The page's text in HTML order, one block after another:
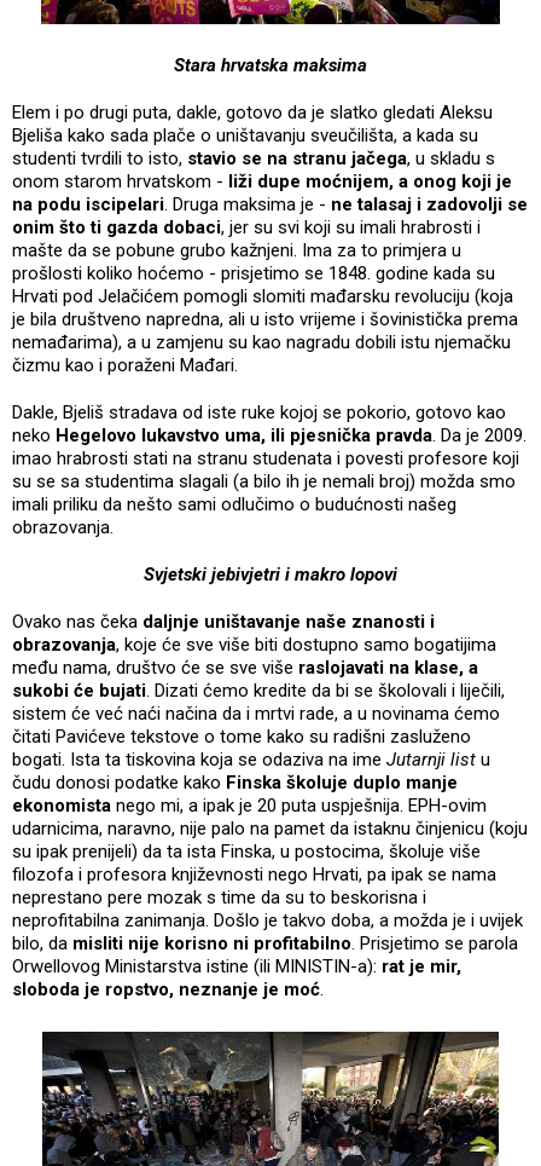
Stara hrvatska maksima
Elem i po drugi puta, dakle, gotovo da je slatko gledati Aleksu
Bjeliša kako sada plače o uništavanju sveučilišta, a kada su
studenti tvrdili to isto, stavio se na stranu jačega, u skladu s
onom starom hrvatskom - liži dupe moćnijem, a onog koji je
na podu iscipelari. Druga maksima je - ne talasaj i zadovolji se
onim što ti gazda dobaci, jer su svi koji su imali hrabrosti i
mašte da se pobune grubo kažnjeni. Ima za to primjera u
prošlosti koliko hoćemo - prisjetimo se 1848. godine kada su
Hrvati pod Jelačićem pomogli slomiti mađarsku revoluciju (koja
je bila društveno napredna, ali u isto vrijeme i šovinistička prema
nemađarima), a u zamjenu su kao nagradu dobili istu njemačku
čizmu kao i poraženi Mađari.
Dakle, Bjeliš stradava od iste ruke kojoj se pokorio, gotovo kao
neko Hegelovo lukavstvo uma, ili pjesnička pravda. Da je 2009.
imao hrabrosti stati na stranu studenata i povesti profesore koji
su se sa studentima slagali (a bilo ih je nemali broj) možda smo
imali priliku da nešto sami odlučimo o budućnosti našeg
obrazovanja.
Svjetski jebivjetri i makro lopovi
Ovako nas čeka daljnje uništavanje naše znanosti i
obrazovanja, koje će sve više biti dostupno samo bogatijima
među nama, društvo će se sve više raslojavati na klase, a
sukobi će bujati. Dizati ćemo kredite da bi se školovali i liječili,
sistem će već naći načina da i mrtvi rade, a u novinama ćemo
čitati Pavićeve tekstove o tome kako su radišni zasluženo
bogati. Ista ta tiskovina koja se odaziva na ime Jutarnji list u
čudu donosi podatke kako Finska školuje duplo manje
ekonomista nego mi, a ipak je 20 puta uspješnija. EPH-ovim
udarnicima, naravno, nije palo na pamet da istaknu činjenicu (koju
su ipak prenijeli) da ta ista Finska, u postocima, školuje više
filozofa i profesora književnosti nego Hrvati, pa ipak se nama
neprestano pere mozak s time da su to beskorisna i
neprofitabilna zanimanja. Došlo je takvo doba, a možda je i uvijek
bilo, da misliti nije korisno ni profitabilno. Prisjetimo se parola
Orwellovog Ministarstva istine (ili MINISTIN-a): rat je mir,
sloboda je ropstvo, neznanje je moć.